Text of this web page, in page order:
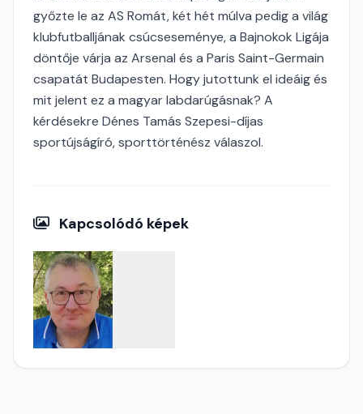
győzte le az AS Romát, két hét múlva pedig a világ
klubfutballjának csúcseseménye, a Bajnokok Ligája
döntője várja az Arsenal és a Paris Saint-Germain
csapatát Budapesten. Hogy jutottunk el ideáig és
mit jelent ez a magyar labdarúgásnak? A
kérdésekre Dénes Tamás Szepesi-díjas
sportújságíró, sporttörténész válaszol.
Kapcsolódó képek